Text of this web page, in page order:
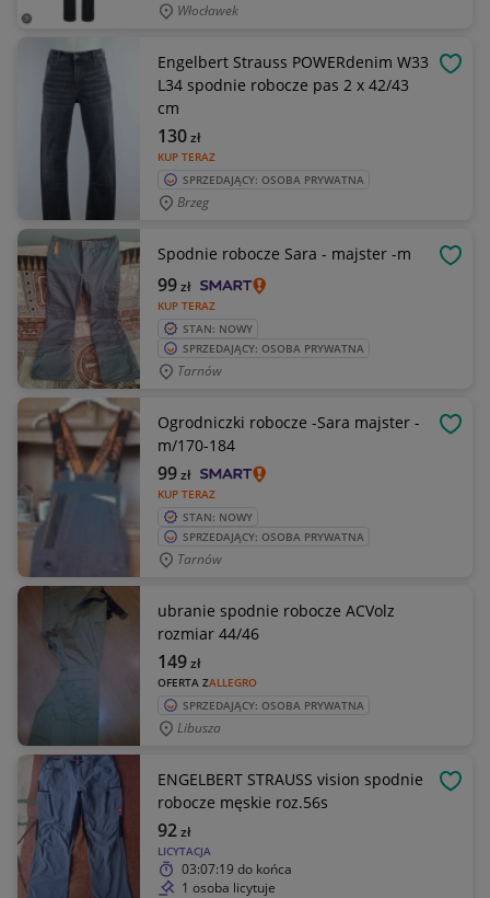
Włocławek
Engelbert Strauss POWERdenim W33
L34 spodnie robocze pas 2 x 42/43
cm
KUP TERAZ
130zł
SPRZEDAJĄCY: OSOBA PRYWATNA
Brzeg
Spodnie robocze Sara - majster -m
KUP TERAZ
99zł
STAN: NOWY
SPRZEDAJĄCY: OSOBA PRYWATNA
Tarnów
Ogrodniczki robocze -Sara majster -
m/170-184
KUP TERAZ
99zł
STAN: NOWY
SPRZEDAJĄCY: OSOBA PRYWATNA
Tarnów
ubranie spodnie robocze ACVolz
rozmiar 44/46
OFERTA ZALLEGRO
149zł
SPRZEDAJĄCY: OSOBA PRYWATNA
Libusza
ENGELBERT STRAUSS vision spodnie
robocze męskie roz.56s
LICYTACJA
92zł
03:07:19 do końca
1 osoba licytuje